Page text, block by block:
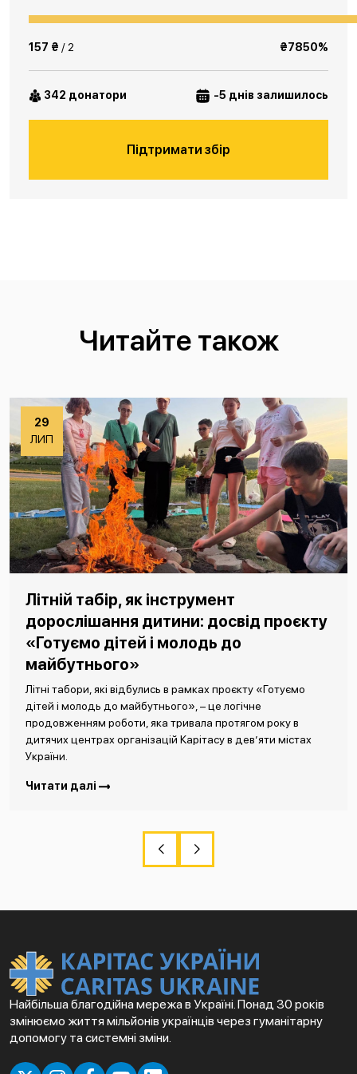
157 ₴ / 2 ₴7850%
342 донатори -5 днів залишилось
Підтримати збір
Читайте також
29
ЛИП
Літній табір, як інструмент
дорослішання дитини: досвід проєкту
«Готуємо дітей і молодь до
майбутнього»
Літні табори, які відбулись в рамках проєкту «Готуємо
дітей і молодь до майбутнього», – це логічне
продовженням роботи, яка тривала протягом року в
дитячих центрах організацій Карітасу в дев’яти містах
України.
Читати далі
Найбільша благодійна мережа в Україні. Понад 30 років
змінюємо життя мільйонів українців через гуманітарну
допомогу та системні зміни.